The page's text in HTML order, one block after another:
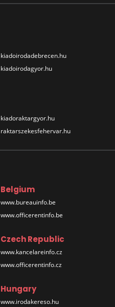
kiadoirodadebrecen.hu
kiadoirodagyor.hu
kiadoraktargyor.hu
raktarszekesfehervar.hu
Belgium
www.bureauinfo.be
www.officerentinfo.be
Czech Republic
www.kancelareinfo.cz
www.officerentinfo.cz
Hungary
www.irodakereso.hu